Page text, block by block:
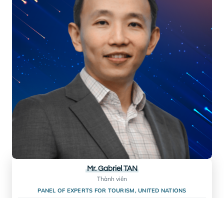
Mr. John Gardner
Hotelier
(20 NĂM SỐNG TẠI VIỆT NAM)